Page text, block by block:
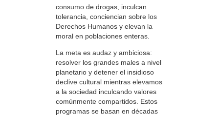
consumo de drogas, inculcan
tolerancia, conciencian sobre los
Derechos Humanos y elevan la
moral en poblaciones enteras.
La meta es audaz y ambiciosa:
resolver los grandes males a nivel
planetario y detener el insidioso
declive cultural mientras elevamos
a la sociedad inculcando valores
comúnmente compartidos. Estos
programas se basan en décadas